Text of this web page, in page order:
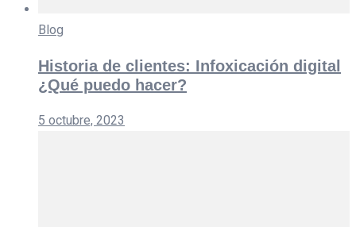
Blog
Historia de clientes: Infoxicación digital
¿Qué puedo hacer?
5 octubre, 2023